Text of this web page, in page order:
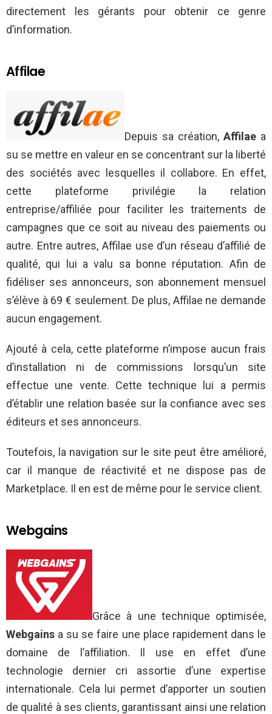
directement les gérants pour obtenir ce genre
d’information.
Affilae
Depuis sa création, Affilae a
su se mettre en valeur en se concentrant sur la liberté
des sociétés avec lesquelles il collabore. En effet,
cette plateforme privilégie la relation
entreprise/affiliée pour faciliter les traitements de
campagnes que ce soit au niveau des paiements ou
autre. Entre autres, Affilae use d’un réseau d’affilié de
qualité, qui lui a valu sa bonne réputation. Afin de
fidéliser ses annonceurs, son abonnement mensuel
s’élève à 69 € seulement. De plus, Affilae ne demande
aucun engagement.
Ajouté à cela, cette plateforme n’impose aucun frais
d’installation ni de commissions lorsqu’un site
effectue une vente. Cette technique lui a permis
d’établir une relation basée sur la confiance avec ses
éditeurs et ses annonceurs.
Toutefois, la navigation sur le site peut être amélioré,
car il manque de réactivité et ne dispose pas de
Marketplace. Il en est de même pour le service client.
Webgains
Grâce à une technique optimisée,
Webgains a su se faire une place rapidement dans le
domaine de l’affiliation. Il use en effet d’une
technologie dernier cri assortie d’une expertise
internationale. Cela lui permet d’apporter un soutien
de qualité à ses clients, garantissant ainsi une relation